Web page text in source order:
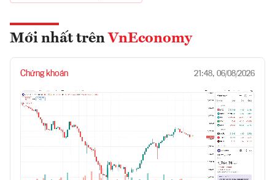
Mới nhất trên VnEconomy
Chứng khoán 21:48, 06/08/2026